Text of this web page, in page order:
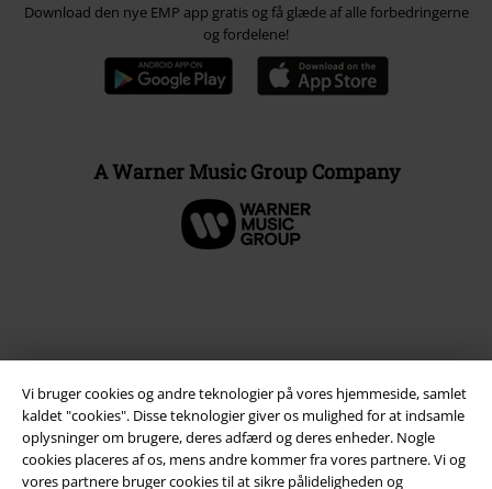
Vi bruger cookies og andre teknologier på vores hjemmeside, samlet
kaldet "cookies". Disse teknologier giver os mulighed for at indsamle
oplysninger om brugere, deres adfærd og deres enheder. Nogle
cookies placeres af os, mens andre kommer fra vores partnere. Vi og
vores partnere bruger cookies til at sikre pålideligheden og
Download den nye EMP app gratis og få glæde af alle forbedringerne
og fordelene!
A Warner Music Group Company